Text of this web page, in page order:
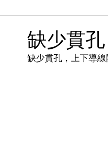
缺少貫孔
缺少貫孔，上下導